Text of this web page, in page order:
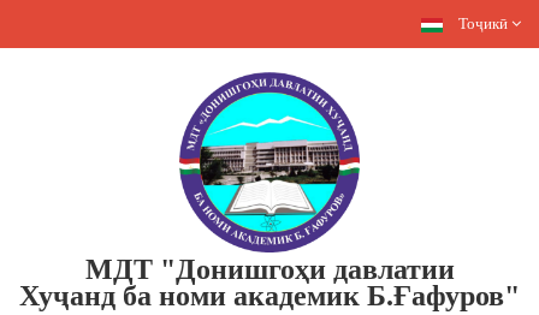
Тоҷикӣ
МДТ "Донишгоҳи давлатии
Хуҷанд ба номи академик Б.Ғафуров"